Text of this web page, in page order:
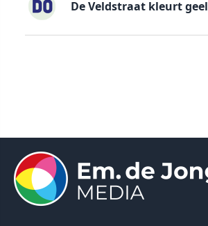
De Veldstraat kleurt geel